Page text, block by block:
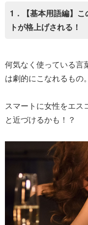
1．【基本用語編】
トが格上げされる！
何気なく使っている言
は劇的にこなれるもの。
スマートに女性をエス
と近づけるかも！？